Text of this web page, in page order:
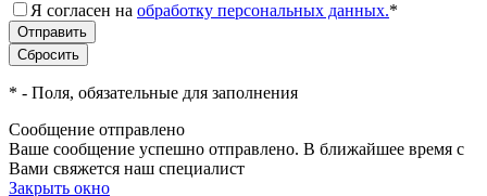
Я согласен на обработку персональных данных.*
* - Поля, обязательные для заполнения
Сообщение отправлено
Ваше сообщение успешно отправлено. В ближайшее время с
Вами свяжется наш специалист
Закрыть окно